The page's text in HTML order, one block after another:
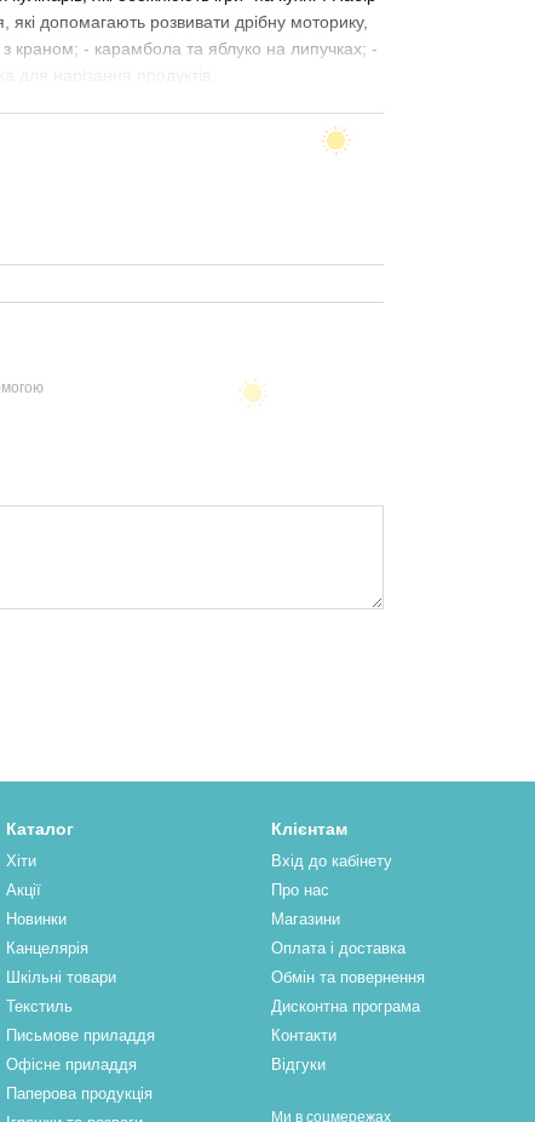
які допомагають розвивати дрібну моторику,
з краном; - карамбола та яблуко на липучках; -
для нарізання продуктів.
Каталог
Хіти
Акції
Новинки
Канцелярія
Шкільні товари
Текстиль
Письмове приладдя
Офісне приладдя
Паперова продукцiя
Клієнтам
Вхід до кабінету
Про нас
Магазини
Оплата і доставка
Обмін та повернення
Дисконтна програма
Контакти
Відгуки
Ми в соцмережах